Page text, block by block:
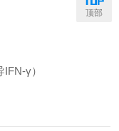
γ）
顶部